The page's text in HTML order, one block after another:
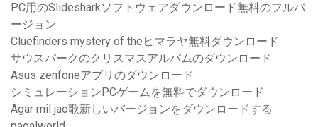
PC用のSlidesharkソフトウェアダウンロード無料のフルバ
ージョン
Cluefinders mystery of theヒマラヤ無料ダウンロード
サウスパークのクリスマスアルバムのダウンロード
Asus zenfoneアプリのダウンロード
シミュレーションPCゲームを無料でダウンロード
Agar mil jao歌新しいバージョンをダウンロードする